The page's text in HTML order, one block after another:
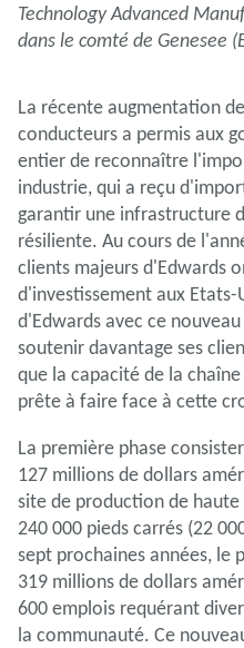
Technology Advanced
dans le comté de Genesee
La récente augmentation
conducteurs a permis aux
entier de reconnaître
industrie, qui a reçu
garantir une infrastructure
résiliente. Au cours de
clients majeurs d'Edwards
d'investissement aux
d'Edwards avec ce
soutenir davantage ses
que la capacité de la
prête à faire face à cette
La première phase
127 millions de dollars
site de production de
240 000 pieds carrés (22
sept prochaines années,
319 millions de dollars
600 emplois requérant
la communauté. Ce